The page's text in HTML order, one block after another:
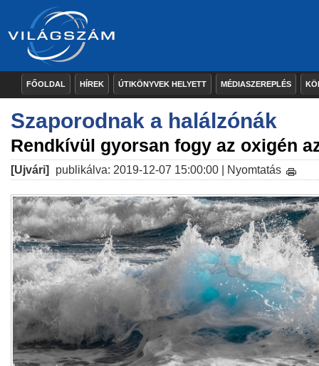
FŐOLDAL HÍREK ÚTIKÖNYVEK HELYETT MÉDIASZEREPLÉS
Szaporodnak a halálzónák
Rendkívül gyorsan fogy az oxigén
[Ujvári] publikálva: 2019-12-07 15:00:00 | Nyomtatás